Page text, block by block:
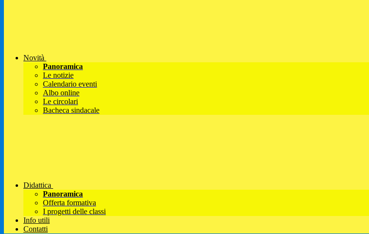
Novità
Panoramica
Le notizie
Calendario eventi
Albo online
Le circolari
Bacheca sindacale
Didattica
Panoramica
Offerta formativa
I progetti delle classi
Info utili
Contatti